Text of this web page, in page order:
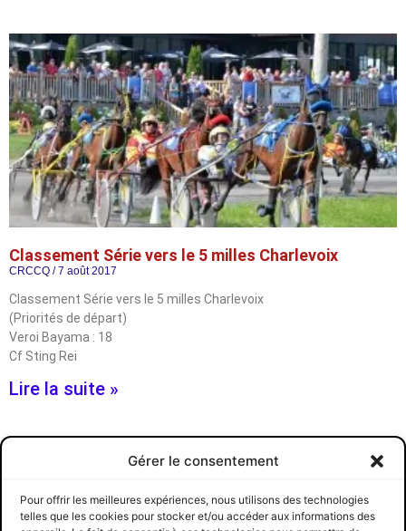
Gérer le consentement
Pour offrir les meilleures expériences, nous utilisons des technologies
telles que les cookies pour stocker et/ou accéder aux informations des
Classement Série vers le 5 milles Charlevoix
CRCCQ 7 août 2017
Classement Série vers le 5 milles Charlevoix
(Priorités de départ)
Veroi Bayama : 18
Cf Sting Rei
Lire la suite »
Invitation aux Cowboys et Cowgirls
Charlevoix.
Comme on ne change pas une formule gagnante,